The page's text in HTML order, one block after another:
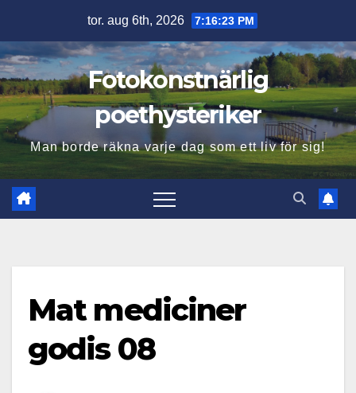
innehåll
tor. aug 6th, 2026 7:16:24 PM
Fotokonstnärlig
poethysteriker
Man borde räkna varje dag som ett liv för sig!
Mat mediciner
godis 08